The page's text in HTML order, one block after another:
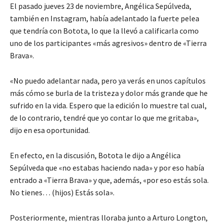
El pasado jueves 23 de noviembre, Angélica Sepúlveda,
también en Instagram, había adelantado la fuerte pelea
que tendría con Botota, lo que la llevó a calificarla como
uno de los participantes «más agresivos» dentro de «Tierra
Brava».
«No puedo adelantar nada, pero ya verás en unos capítulos
más cómo se burla de la tristeza y dolor más grande que he
sufrido en la vida. Espero que la edición lo muestre tal cual,
de lo contrario, tendré que yo contar lo que me gritaba»,
dijo en esa oportunidad.
En efecto, en la discusión, Botota le dijo a Angélica
Sepúlveda que «no estabas haciendo nada» y por eso había
entrado a «Tierra Brava» y que, además, «por eso estás sola.
No tienes… (hijos) Estás sola».
Posteriormente, mientras lloraba junto a Arturo Longton,